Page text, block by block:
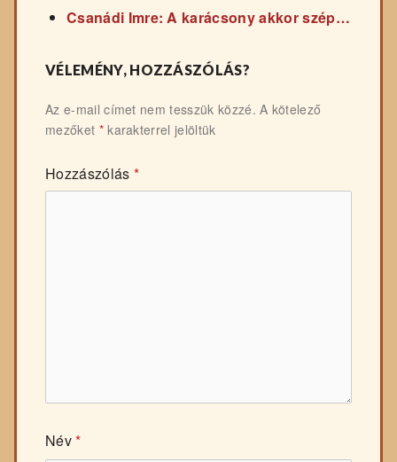
Csanádi Imre: A karácsony akkor szép…
VÉLEMÉNY, HOZZÁSZÓLÁS?
Az e-mail címet nem tesszük közzé. A kötelező
mezőket *karakterrel jelöltük
Hozzászólás *
Név*